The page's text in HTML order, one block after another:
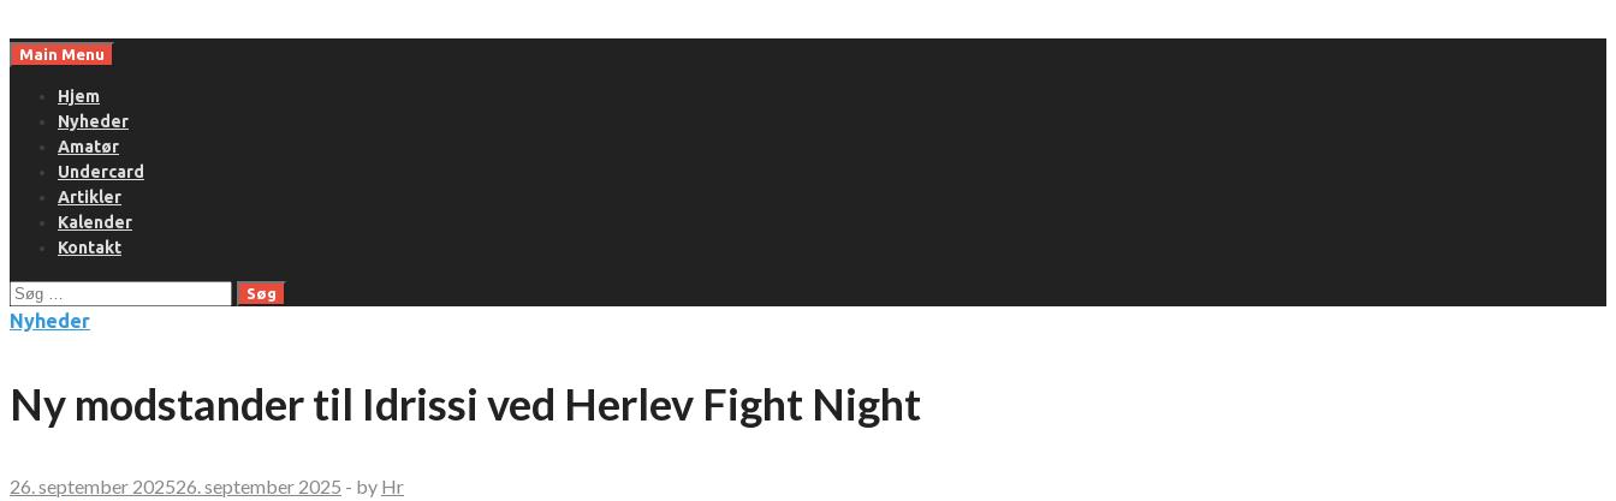
toMain Menu
Hjem
Nyheder
Amatør
Undercard
Artikler
Kalender
Kontakt
Søg
efter:
Nyheder
Ny modstander til Idrissi ved Herlev Fight Night
26. september 202526. september 2025 - by Hr